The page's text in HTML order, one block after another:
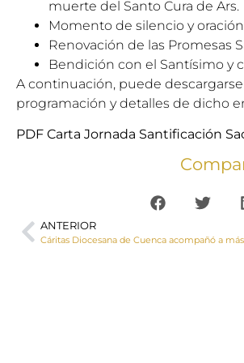
muerte del Santo Cura de Ars.
Momento de silencio y
Renovación de las Promesas
Bendición con el Santísimo y
A continuación, puede
programación y detalles de dicho
PDF Carta Jornada Santificación
ANTERIOR